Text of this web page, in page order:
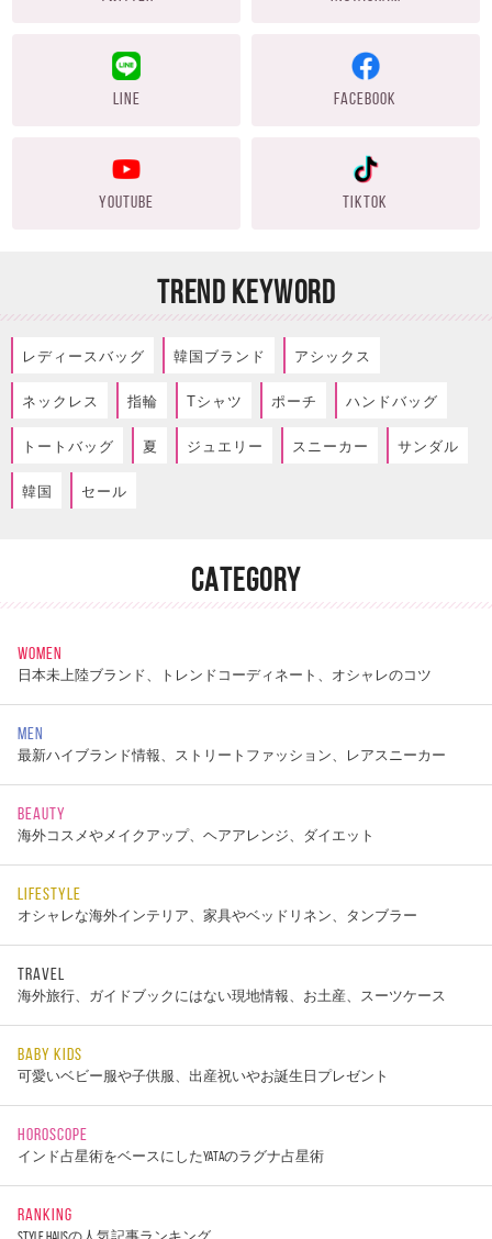
LINE FACEBOOK
YOUTUBE TIKTOK
TREND KEYWORD
レディースバッグ 韓国ブランド アシックス
ネックレス 指輪 Tシャツ ポーチ ハンドバッグ
トートバッグ 夏 ジュエリー スニーカー サンダル
韓国 セール
CATEGORY
WOMEN
日本未上陸ブランド、トレンドコーディネート、オシャレのコツ
MEN
最新ハイブランド情報、ストリートファッション、レアスニーカー
BEAUTY
海外コスメやメイクアップ、ヘアアレンジ、ダイエット
LIFESTYLE
オシャレな海外インテリア、家具やベッドリネン、タンブラー
TRAVEL
海外旅行、ガイドブックにはない現地情報、お土産、スーツケース
BABY KIDS
可愛いベビー服や子供服、出産祝いやお誕生日プレゼント
HOROSCOPE
インド占星術をベースにしたYATAのラグナ占星術
RANKING